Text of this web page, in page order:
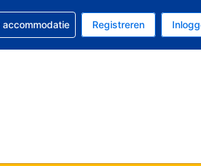
Amerikaanse dollar
is Nederlands
reservering
accommodatie Registreren